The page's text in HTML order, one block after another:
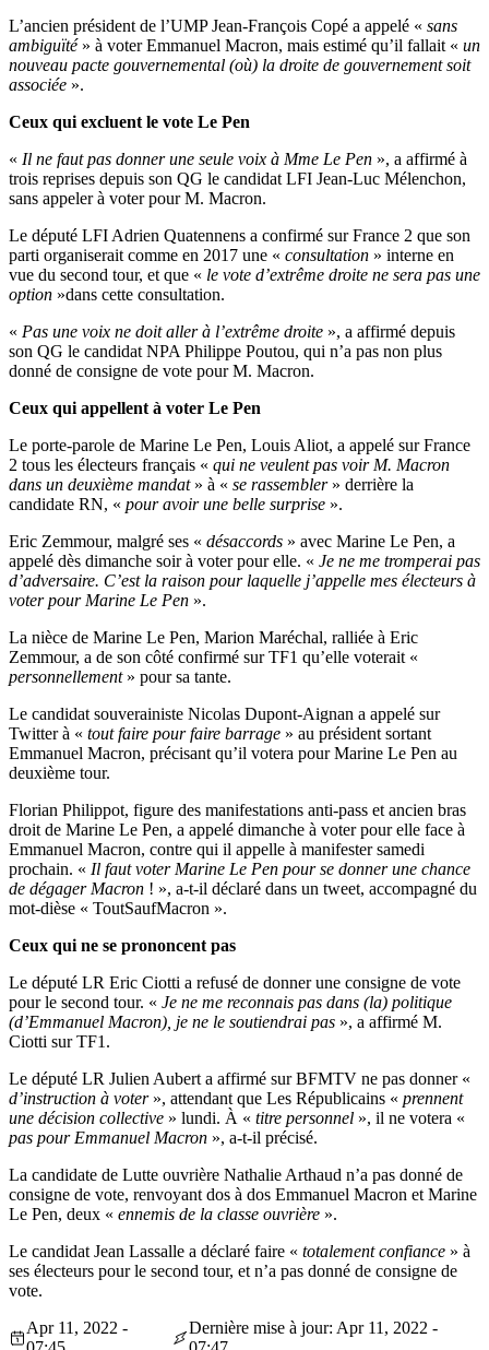
L’ancien président de l’UMP Jean-François Copé a appelé « sans
ambiguïté» à voter Emmanuel Macron, mais estimé qu’il fallait « un
nouveau pacte gouvernemental (où) la droite de gouvernement soit
associée ».
Ceux qui excluent le vote Le Pen
« Il ne faut pas donner une seule voix à Mme Le Pen », a affirmé à
trois reprises depuis son QG le candidat LFI Jean-Luc Mélenchon,
sans appeler à voter pour M. Macron.
Le député LFI Adrien Quatennens a confirmé sur France 2 que son
parti organiserait comme en 2017 une « consultation » interne en
vue du second tour, et que « le vote d’extrême droite ne sera pas une
option »dans cette consultation.
« Pas une voix ne doit aller à l’extrême droite », a affirmé depuis
son QG le candidat NPA Philippe Poutou, qui n’a pas non plus
donné de consigne de vote pour M. Macron.
Ceux qui appellent à voter Le Pen
Le porte-parole de Marine Le Pen, Louis Aliot, a appelé sur France
2 tous les électeurs français « qui ne veulent pas voir M. Macron
dans un deuxième mandat» à « se rassembler» derrière la
candidate RN, « pour avoir une belle surprise ».
Eric Zemmour, malgré ses « désaccords » avec Marine Le Pen, a
appelé dès dimanche soir à voter pour elle. « Je ne me tromperai pas
d’adversaire. C’est la raison pour laquelle j’appelle mes électeurs à
voter pour Marine Le Pen ».
La nièce de Marine Le Pen, Marion Maréchal, ralliée à Eric
Zemmour, a de son côté confirmé sur TF1 qu’elle voterait «
personnellement» pour sa tante.
Le candidat souverainiste Nicolas Dupont-Aignan a appelé sur
Twitter à « tout faire pour faire barrage » au président sortant
Emmanuel Macron, précisant qu’il votera pour Marine Le Pen au
deuxième tour.
Florian Philippot, figure des manifestations anti-pass et ancien bras
droit de Marine Le Pen, a appelé dimanche à voter pour elle face à
Emmanuel Macron, contre qui il appelle à manifester samedi
prochain. « Il faut voter Marine Le Pen pour se donner une chance
de dégager Macron ! », a-t-il déclaré dans un tweet, accompagné du
mot-dièse « ToutSaufMacron ».
Ceux qui ne se prononcent pas
Le député LR Eric Ciotti a refusé de donner une consigne de vote
pour le second tour. « Je ne me reconnais pas dans (la) politique
(d’Emmanuel Macron), je ne le soutiendrai pas », a affirmé M.
Ciotti sur TF1.
Le député LR Julien Aubert a affirmé sur BFMTV ne pas donner «
d’instruction à voter», attendant que Les Républicains « prennent
une décision collective » lundi. À « titre personnel », il ne votera «
pas pour Emmanuel Macron », a-t-il précisé.
La candidate de Lutte ouvrière Nathalie Arthaud n’a pas donné de
consigne de vote, renvoyant dos à dos Emmanuel Macron et Marine
Le Pen, deux « ennemis de la classe ouvrière ».
Le candidat Jean Lassalle a déclaré faire « totalement confiance » à
ses électeurs pour le second tour, et n’a pas donné de consigne de
vote.
Apr 11, 2022 -
Dernière mise à jour: Apr 11, 2022 -